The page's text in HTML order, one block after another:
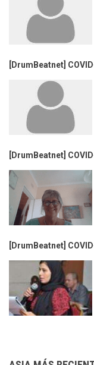
[DrumBeatnet]
[DrumBeatnet]
[DrumBeatnet]